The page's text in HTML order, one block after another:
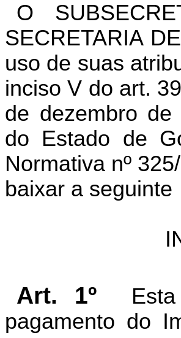
O
SECRETARIA
uso de suas
inciso V do art.
de dezembro de
do Estado de
Normativa nº
baixar a seguinte
Art. 1º
pagamento do